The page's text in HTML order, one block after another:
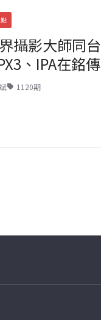
攝影大師同台
、IPA在銘傳
1120期